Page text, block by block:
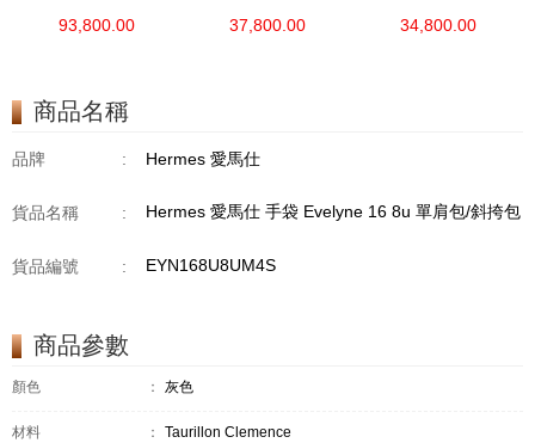
93,800.00 37,800.00 34,800.00
商品名稱
品牌 : Hermes 愛馬仕
貨品名稱 : Hermes 愛馬仕 手袋 Evelyne 16 8u 單肩包/斜挎包
貨品編號 : EYN168U8UM4S
商品參數
顏色 ： 灰色
材料 ： Taurillon Clemence